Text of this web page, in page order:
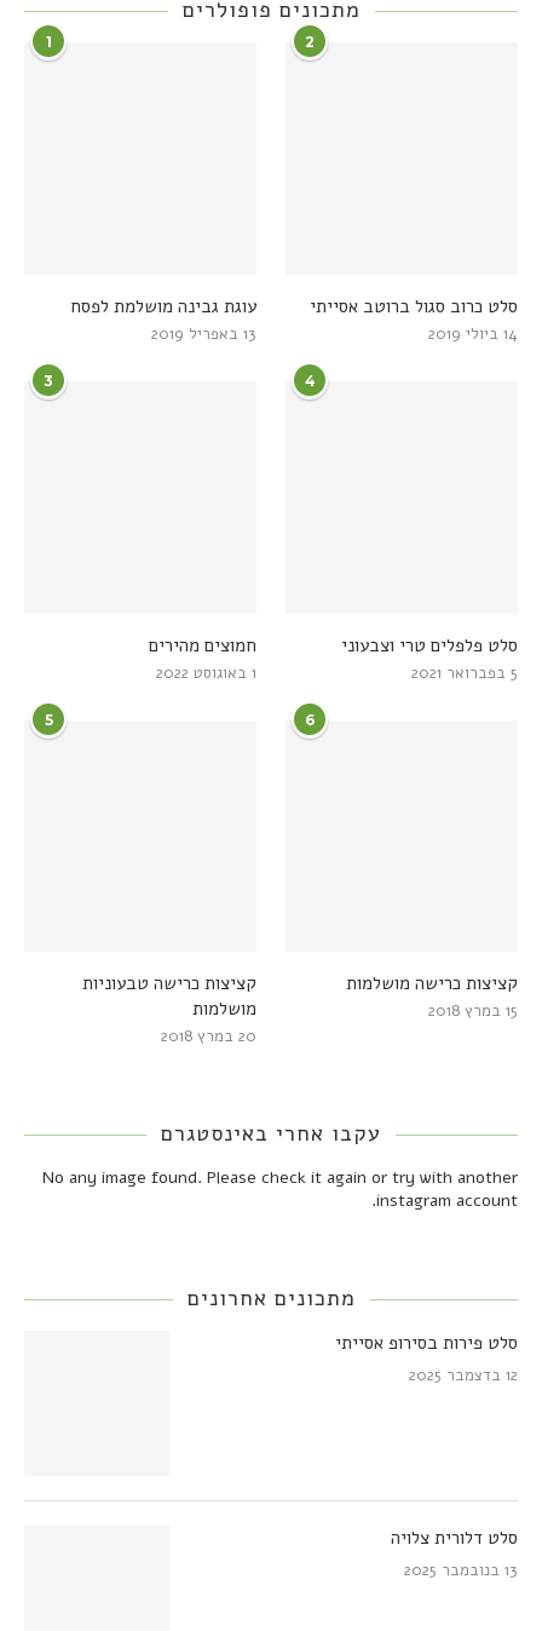
מתכונים פופולרים
1
עוגת גבינה מושלמת לפסח
13 באפריל 2019
2
סלט כרוב סגול ברוטב אסייתי
14 ביולי 2019
3
חמוצים מהירים
1 באוגוסט 2022
4
סלט פלפלים טרי וצבעוני
5 בפברואר 2021
5
קציצות כרישה טבעוניות
מושלמות
20 במרץ 2018
6
קציצות כרישה מושלמות
15 במרץ 2018
עקבו אחרי באינסטגרם
No any image found. Please check it again or try with another
instagram account.
מתכונים אחרונים
סלט פירות בסירופ אסייתי
12 בדצמבר 2025
סלט דלורית צלויה
13 בנובמבר 2025